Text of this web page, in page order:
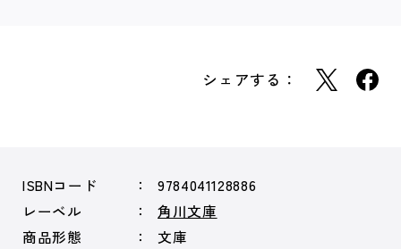
シェアする：
ISBNコード
9784041128886
レーベル
角川文庫
商品形態
文庫